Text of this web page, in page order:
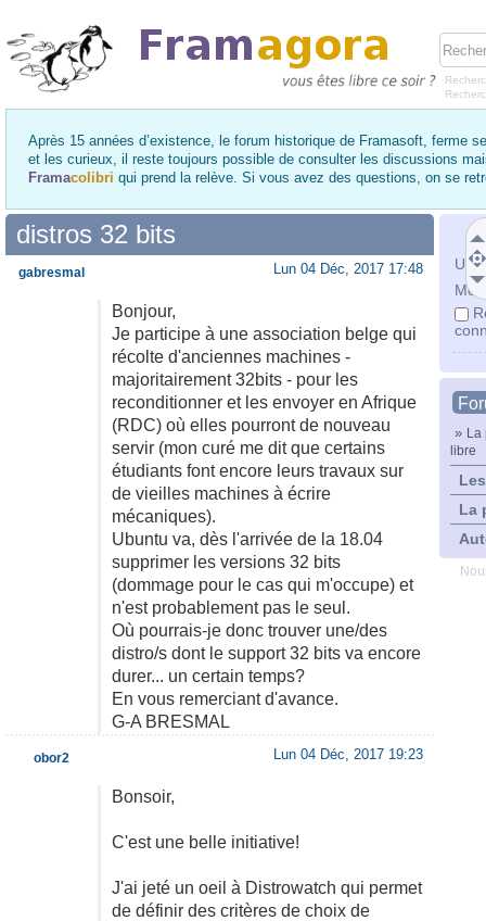
Après 15 années d’existence, le forum historique de Framasoft, ferme
et les curieux, il reste toujours possible de consulter les discussions
Framacolibri qui prend la relève. Si vous avez des questions, on se
Mot
» La
libre
La
distros 32 bits
Lun 04 Déc, 2017 17:48
Bonjour,
Je participe à une association belge qui
récolte d'anciennes machines -
majoritairement 32bits - pour les
reconditionner et les envoyer en Afrique
(RDC) où elles pourront de nouveau
servir (mon curé me dit que certains
étudiants font encore leurs travaux sur
de vieilles machines à écrire
mécaniques).
Ubuntu va, dès l'arrivée de la 18.04
supprimer les versions 32 bits
(dommage pour le cas qui m'occupe) et
n'est probablement pas le seul.
Où pourrais-je donc trouver une/des
distro/s dont le support 32 bits va encore
durer... un certain temps?
En vous remerciant d'avance.
G-A BRESMAL
gabresmal
Lun 04 Déc, 2017 19:23
Bonsoir,
C'est une belle initiative!
J'ai jeté un oeil à Distrowatch qui permet
de définir des critères de choix de
obor2